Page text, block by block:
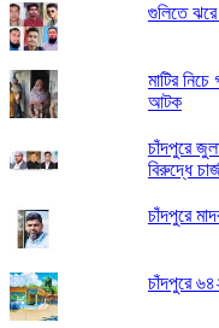
গুলিতে ঝরে
মাটির
আটক
চাঁদপুরে
বিরুদ্ধে
চাঁদপুরে
চাঁদপুরে